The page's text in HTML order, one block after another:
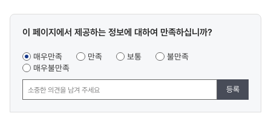
콘텐츠
조사
이 페이지에서 제공하는 정보에 대하여 만족하십니까?
매우만족 만족 보통
불만족
매우불만족
등록